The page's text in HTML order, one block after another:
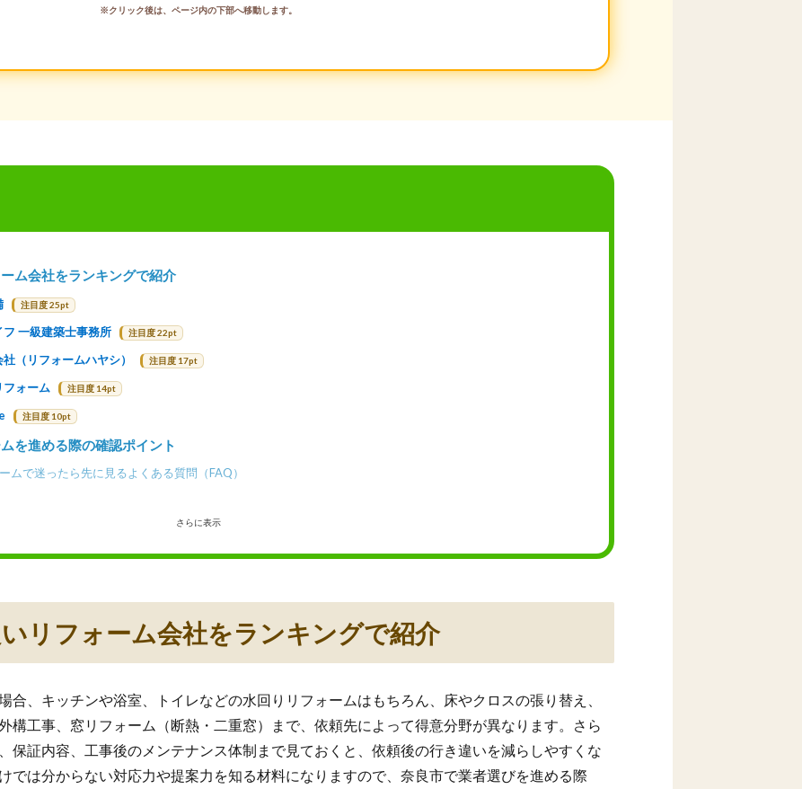
※クリック後は、ページ内の下部へ移動します。
ム会社をランキングで紹介
注目度 25pt
一級建築士事務所 注目度 22pt
（リフォームハヤシ） 注目度 17pt
ォーム 注目度 14pt
注目度 10pt
を進める際の確認ポイント
ムで迷ったら先に見るよくある質問（FAQ）
さらに表示
リフォーム会社をランキングで紹介
合、キッチンや浴室、トイレなどの水回りリフォームはもちろん、床やクロスの張り替え、
構工事、窓リフォーム（断熱・二重窓）まで、依頼先によって得意分野が異なります。さら
保証内容、工事後のメンテナンス体制まで見ておくと、依頼後の行き違いを減らしやすくな
では分からない対応力や提案力を知る材料になりますので、奈良市で業者選びを進める際